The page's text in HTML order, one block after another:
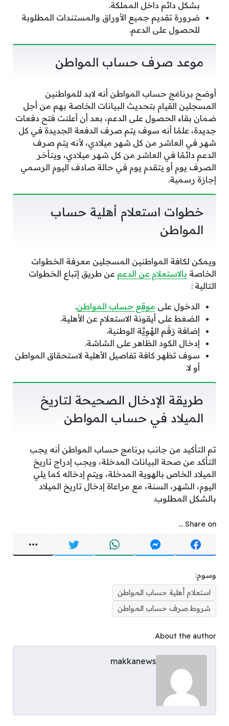
بشكل دائم داخل المملكة.
ضرورة تقديم جميع الأوراق والمستندات المطلوبة
للحصول على الدعم.
موعد صرف حساب المواطن
أوضح برنامَج حساب المواطن أنه لابد للمواطنين
المسجلين القيام بتحديث البيانات الخاصة بهم من أجل
ضمان بقاء الحصول على الدعم، بعد أن أعلنت فتح دفعات
جديدة، علمًا أنه سوف يتم صرف الدفعة الجديدة في كل
شهر في العاشر من كل شهر ميلادي، لأنه يتم صرف
الدعم دائمًا في العاشر من كل شهر ميلادي، ويتأخر
الصرف يوم أو يتقدم يوم في حالة صادف اليوم الرسمي
إجازة رسمية.
خطوات استعلام أهلية حساب
المواطن
ويمكن لكافة المواطنين المسجلين معرفة الخطوات
الخاصة بالاستعلام عن الدعم عن طريق إتباع الخطوات
التالية :
الدخول على موقع حساب المواطن.
الضغط على أيقونة الاستعلام عن الأهلية.
إضافة رَقَم الهُوِيَّة الوطنية.
إدخال الكود الظاهر على الشاشة.
سوف تظهر كافة تفاصيل الأهلية لاستحقاق المواطن
أو لا.
طريقة الإدخال الصحيحة لتاريخ
الميلاد في حساب المواطن
تم التأكيد من جانب برنامج حساب المواطن أنه يجب
التأكد من صحة البيانات المدخلة، ويجب إدراج تاريخ
الميلاد الخاص بالهوية المدخلة، ويتم إدخاله كما يلي
اليوم، الشهر، السنة، مع مراعاة إدخال تاريخ الميلاد
بالشكل المطلوب.
Share on ...
وسوم:
استعلام أهلية حساب المواطن
شروط صرف حساب المواطن
About the author
makkanews